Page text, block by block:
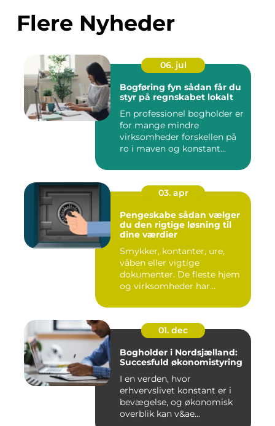
Flere Nyheder
06. jul
Bogføring fyn sådan får du
styr på regnskabet lokalt
En professionel bogholder er
for mange mindre
virksomheder forskellen på
ro i maven og konstant
03. apr
Pengeskabe sådan vælger
du den rigtige løsning til
dine værdier
Smykker, kontanter, ure,
våben eller vigtige
dokumenter. De fleste hjem
og virksomheder har
01. dec
Bogholder i Nordsjælland:
Succesfuld økonomistyring
I en verden, hvor
erhvervslivet konstant er i
bevægelse, og økonomisk
overblik kan v&ae...